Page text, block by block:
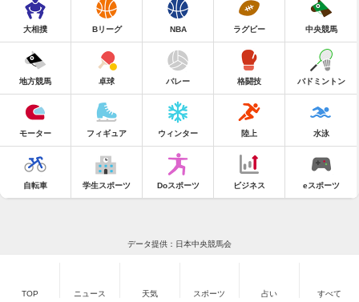
大相撲 Bリーグ NBA ラグビー 中央競馬
地方競馬 卓球 バレー 格闘技 バドミントン
モーター フィギュア ウィンター 陸上 水泳
自転車 学生スポーツ Doスポーツ ビジネス eスポーツ
データ提供：日本中央競馬会
TOP ニュース 天気 スポーツ 占い すべて